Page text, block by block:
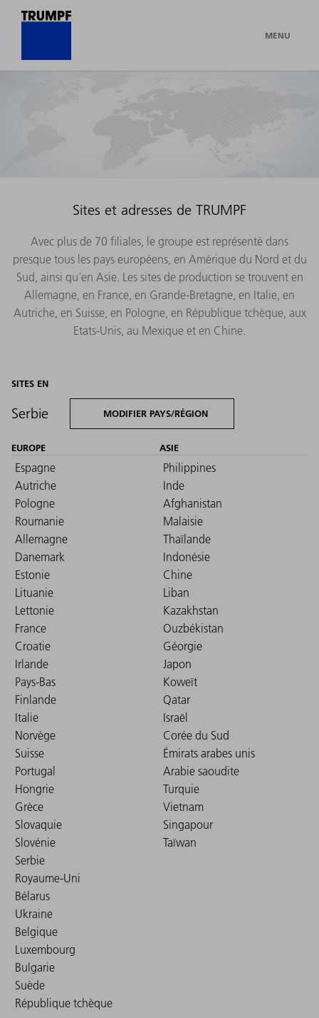
MENU
Sites et adresses de TRUMPF
Avec plus de 70 filiales, le groupe est représenté dans
presque tous les pays européens, en Amérique du Nord et du
Sud, ainsi qu'en Asie. Les sites de production se trouvent en
Allemagne, en France, en Grande-Bretagne, en Italie, en
Autriche, en Suisse, en Pologne, en République tchèque, aux
Etats-Unis, au Mexique et en Chine.
SITES EN
Serbie MODIFIER PAYS/RÉGION
EUROPE
Espagne
Autriche
Pologne
Roumanie
Allemagne
Danemark
Estonie
Lituanie
Lettonie
France
Croatie
Irlande
Pays-Bas
Finlande
Italie
Norvège
Suisse
Portugal
Hongrie
Grèce
Slovaquie
Slovénie
Serbie
Royaume-Uni
Bélarus
Ukraine
Belgique
Luxembourg
Bulgarie
Suède
République tchèque
ASIE
Philippines
Inde
Afghanistan
Malaisie
Thaïlande
Indonésie
Chine
Liban
Kazakhstan
Ouzbékistan
Géorgie
Japon
Koweït
Qatar
Israël
Corée du Sud
Émirats arabes unis
Arabie saoudite
Turquie
Vietnam
Singapour
Taïwan